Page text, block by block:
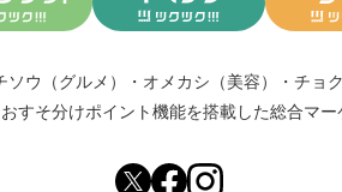
ソウ（グルメ） ・ オメカシ（美容） ・ チョ
おすそ分けポイント機能を搭載した総合マー